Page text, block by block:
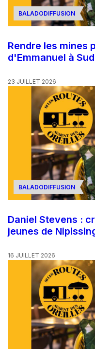
BALADODIFFUSION
Rendre les mines
d'Emmanuel à
23 JUILLET 2026
BALADODIFFUSION
Daniel Stevens :
jeunes de
16 JUILLET 2026